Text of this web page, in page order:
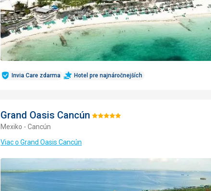
Invia Care zdarma Hotel pre najnáročnejších
Grand Oasis Cancún Hodnotenie:
Mexiko - Cancún
Viac o Grand Oasis Cancún